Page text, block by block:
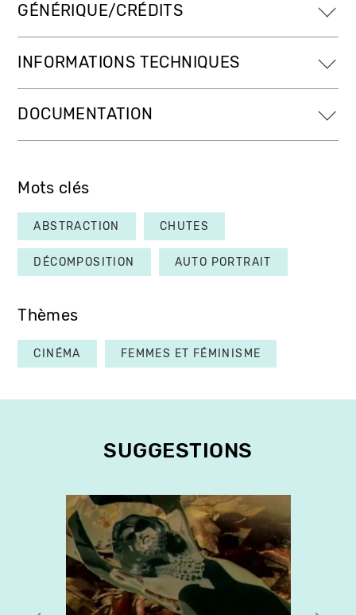
GÉNÉRIQUE/CRÉDITS
INFORMATIONS TECHNIQUES
DOCUMENTATION
Mots clés
ABSTRACTION CHUTES
DÉCOMPOSITION AUTO PORTRAIT
Thèmes
CINÉMA FEMMES ET FÉMINISME
SUGGESTIONS